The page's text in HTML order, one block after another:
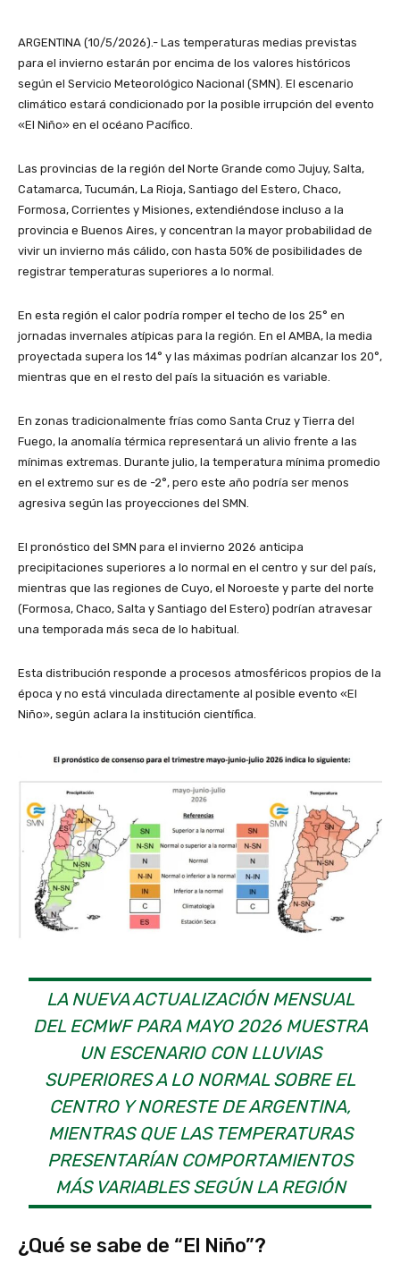
ARGENTINA (10/5/2026).- Las temperaturas medias previstas
para el invierno estarán por encima de los valores históricos
según el Servicio Meteorológico Nacional (SMN). El escenario
climático estará condicionado por la posible irrupción del evento
«El Niño» en el océano Pacífico.
Las provincias de la región del Norte Grande como Jujuy, Salta,
Catamarca, Tucumán, La Rioja, Santiago del Estero, Chaco,
Formosa, Corrientes y Misiones, extendiéndose incluso a la
provincia e Buenos Aires, y concentran la mayor probabilidad de
vivir un invierno más cálido, con hasta 50% de posibilidades de
registrar temperaturas superiores a lo normal.
En esta región el calor podría romper el techo de los 25° en
jornadas invernales atípicas para la región. En el AMBA, la media
proyectada supera los 14° y las máximas podrían alcanzar los 20°,
mientras que en el resto del país la situación es variable.
En zonas tradicionalmente frías como Santa Cruz y Tierra del
Fuego, la anomalía térmica representará un alivio frente a las
mínimas extremas. Durante julio, la temperatura mínima promedio
en el extremo sur es de -2°, pero este año podría ser menos
agresiva según las proyecciones del SMN.
El pronóstico del SMN para el invierno 2026 anticipa
precipitaciones superiores a lo normal en el centro y sur del país,
mientras que las regiones de Cuyo, el Noroeste y parte del norte
(Formosa, Chaco, Salta y Santiago del Estero) podrían atravesar
una temporada más seca de lo habitual.
Esta distribución responde a procesos atmosféricos propios de la
época y no está vinculada directamente al posible evento «El
Niño», según aclara la institución científica.
LA NUEVA ACTUALIZACIÓN MENSUAL
DEL ECMWF PARA MAYO 2026 MUESTRA
UN ESCENARIO CON LLUVIAS
SUPERIORES A LO NORMAL SOBRE EL
CENTRO Y NORESTE DE ARGENTINA,
MIENTRAS QUE LAS TEMPERATURAS
PRESENTARÍAN COMPORTAMIENTOS
MÁS VARIABLES SEGÚN LA REGIÓN
¿Qué se sabe de “El Niño”?